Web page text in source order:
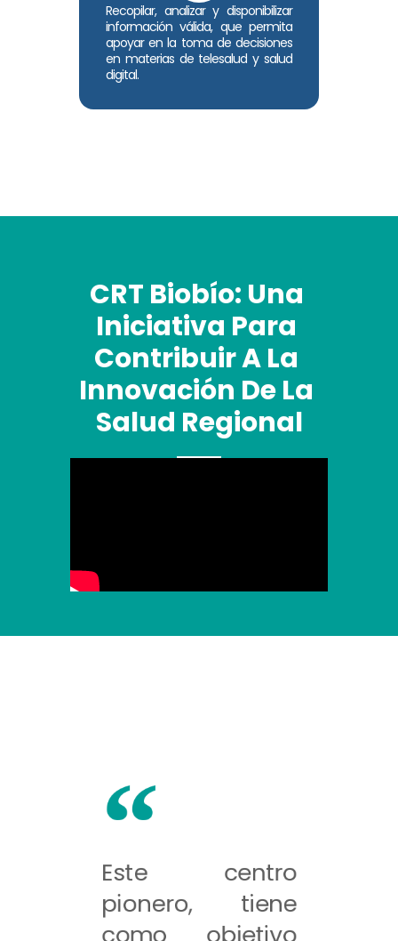
Recopilar, analizar y disponibilizar
información válida, que permita
apoyar en la toma de decisiones
en materias de telesalud y salud
digital.
CRT Biobío: Una
Iniciativa Para
Contribuir A La
Innovación De La
Salud Regional
Este centro
pionero, tiene
como objetivo